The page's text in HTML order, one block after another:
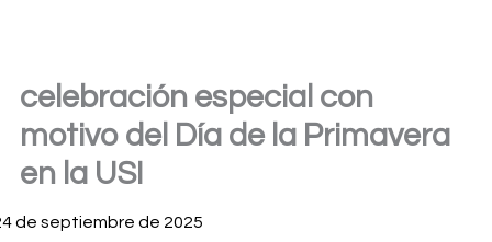
celebración especial con
motivo del Día de la Primavera
en la USI
de septiembre de 2025